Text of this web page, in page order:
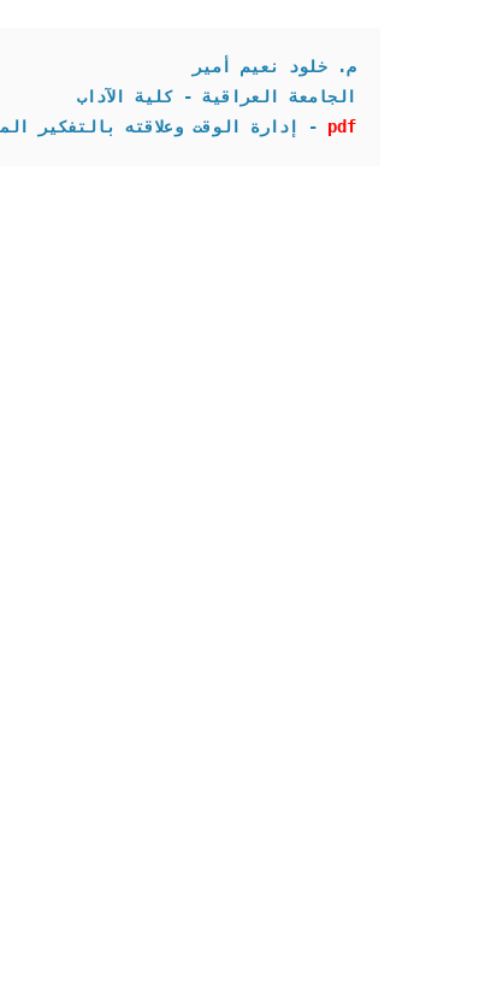
م. خلود نعيم أمير
الجامعة العراقية - كلية الآداب
pdf
- إدارة الوقت وعلاقته بالتفكير